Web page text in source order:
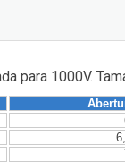
para 1000V.